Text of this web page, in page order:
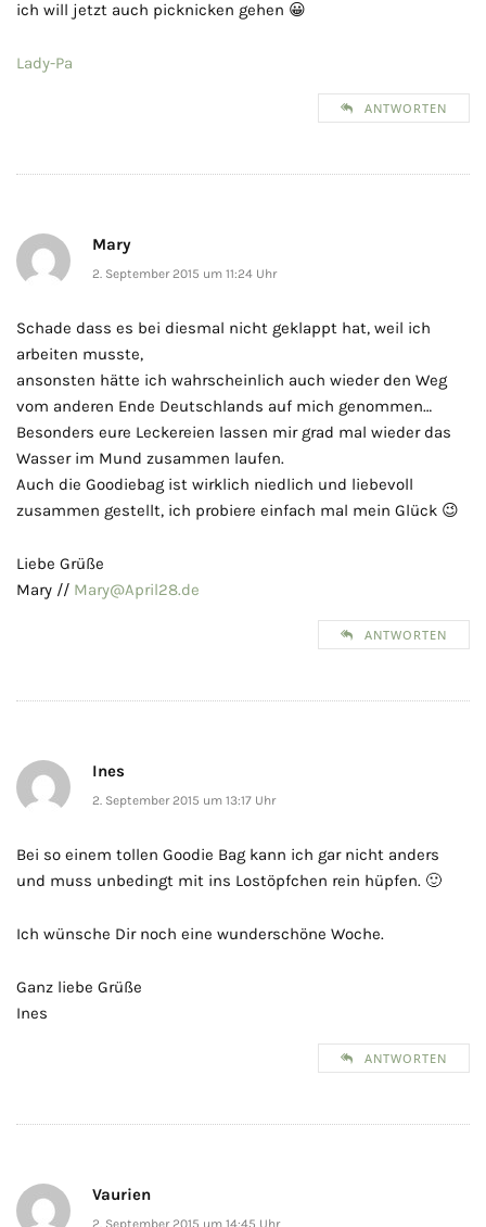
ich will jetzt auch picknicken gehen 😀
Lady-Pa
ANTWORTEN
Mary
2. September 2015 um 11:24 Uhr
Schade dass es bei diesmal nicht geklappt hat, weil ich
arbeiten musste,
ansonsten hätte ich wahrscheinlich auch wieder den Weg
vom anderen Ende Deutschlands auf mich genommen…
Besonders eure Leckereien lassen mir grad mal wieder das
Wasser im Mund zusammen laufen.
Auch die Goodiebag ist wirklich niedlich und liebevoll
zusammen gestellt, ich probiere einfach mal mein Glück 😉
Liebe Grüße
Mary // Mary@April28.de
ANTWORTEN
Ines
2. September 2015 um 13:17 Uhr
Bei so einem tollen Goodie Bag kann ich gar nicht anders
und muss unbedingt mit ins Lostöpfchen rein hüpfen. 🙂
Ich wünsche Dir noch eine wunderschöne Woche.
Ganz liebe Grüße
Ines
ANTWORTEN
Vaurien
2. September 2015 um 14:45 Uhr